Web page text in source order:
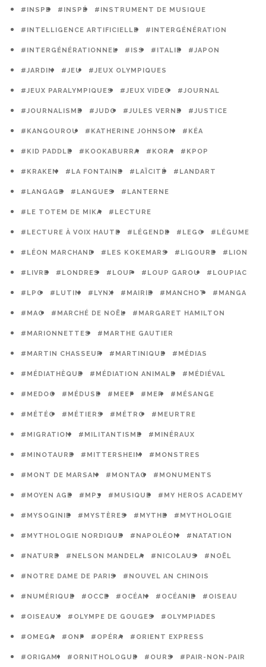
#INSPE #INSPÉ #INSTRUMENT DE MUSIQUE
#INTELLIGENCE ARTIFICIELLE #INTERGÉNÉRATION
#INTERGÉNÉRATIONNEL #ISS #ITALIE #JAPON
#JARDIN #JEU #JEUX OLYMPIQUES
#JEUX PARALYMPIQUES #JEUX VIDEO #JOURNAL
#JOURNALISME #JUDO #JULES VERNE #JUSTICE
#KANGOUROU #KATHERINE JOHNSON #KÉA
#KID PADDLE #KOOKABURRA #KORA #KPOP
#KRAKEN #LA FONTAINE #LAÏCITÉ #LANDART
#LANGAGE #LANGUES #LANTERNE
#LE TOTEM DE MIKA #LECTURE
#LECTURE À VOIX HAUTE #LÉGENDE #LEGO #LÉGUME
#LÉON MARCHAND #LES KOKEMARS #LIGOURE #LION
#LIVRE #LONDRES #LOUP #LOUP GAROU #LOUPIAC
#LPO #LUTIN #LYNX #MAIRIE #MANCHOT #MANGA
#MAO #MARCHÉ DE NOËL #MARGARET HAMILTON
#MARIONNETTES #MARTHE GAUTIER
#MARTIN CHASSEUR #MARTINIQUE #MÉDIAS
#MÉDIATHÈQUE #MÉDIATION ANIMALE #MÉDIÉVAL
#MEDOC #MÉDUSE #MEEF #MER #MÉSANGE
#MÉTÉO #MÉTIERS #MÉTRO #MEURTRE
#MIGRATION #MILITANTISME #MINÉRAUX
#MINOTAURE #MITTERSHEIM #MONSTRES
#MONT DE MARSAN #MONTAG #MONUMENTS
#MOYEN AGE #MP3 #MUSIQUE #MY HEROS ACADEMY
#MYSOGINIE #MYSTÈRES #MYTHE #MYTHOLOGIE
#MYTHOLOGIE NORDIQUE #NAPOLÉON #NATATION
#NATURE #NELSON MANDELA #NICOLAUS #NOËL
#NOTRE DAME DE PARIS #NOUVEL AN CHINOIS
#NUMÉRIQUE #OCCE #OCÉAN #OCÉANIE #OISEAU
#OISEAUX #OLYMPE DE GOUGES #OLYMPIADES
#OMEGA #ONF #OPÉRA #ORIENT EXPRESS
#ORIGAMI #ORNITHOLOGUE #OURS #PAIR-NON-PAIR